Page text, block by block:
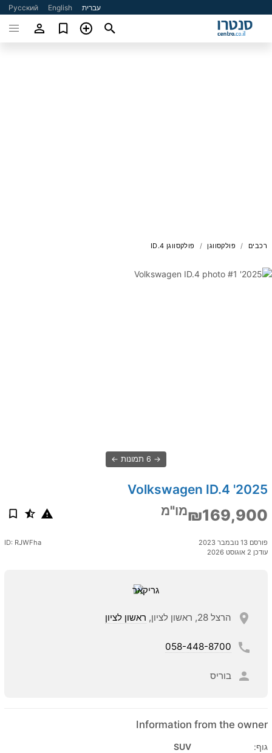
עברית English
Русский
רכבים פולקסווגן פולקסווגן ID.4
6 תמונות
2025' Volkswagen ID.4
₪169,900מו"מ
פורסם 13 נובמבר 2023
עודכן 2 אוגוסט 2026
ID: RJWFha
הרצל 28, ראשון לציון, ראשון לציון
058-448-8700
בוריס
Information from the owner
גוף:
SUV